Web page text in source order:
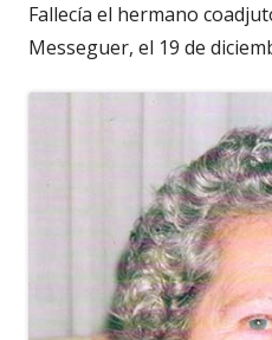
Fallecía el hermano
Messeguer, el 19 de